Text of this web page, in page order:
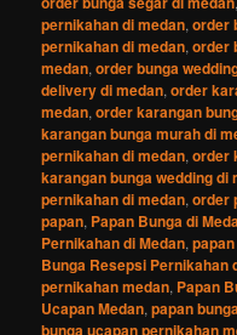
pernikahan di medan,order
pernikahan di medan,order
medan,order bunga
delivery di medan,order
medan,order karangan
karangan bunga murah di
pernikahan di medan,order
karangan bunga wedding di
pernikahan di medan,order
papan, Papan Bunga di
Pernikahan di Medan,
Bunga Resepsi Pernikahan
pernikahan medan, Papan
Ucapan Medan,papan
bunga ucapan pernikahan